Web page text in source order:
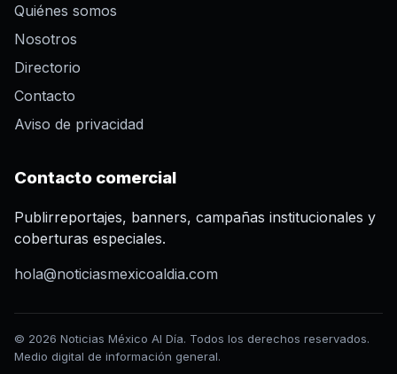
Quiénes somos
Nosotros
Directorio
Contacto
Aviso de privacidad
Contacto comercial
Publirreportajes, banners, campañas institucionales y
coberturas especiales.
hola@noticiasmexicoaldia.com
© 2026 Noticias México Al Día. Todos los derechos reservados.
Medio digital de información general.